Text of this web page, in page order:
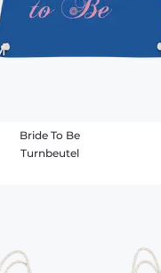
Bride To Be
Turnbeutel